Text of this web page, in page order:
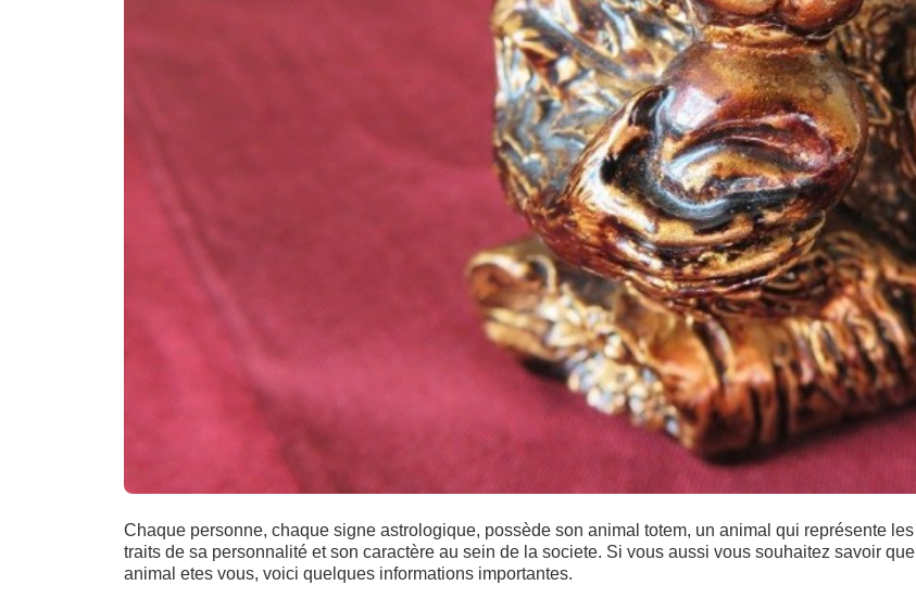
Chaque personne, chaque signe astrologique, possède son animal totem, un animal qui représente les
traits de sa personnalité et son caractère au sein de la societe. Si vous aussi vous souhaitez savoir quel
animal etes vous, voici quelques informations importantes.